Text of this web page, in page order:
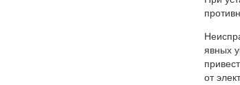
явных
от